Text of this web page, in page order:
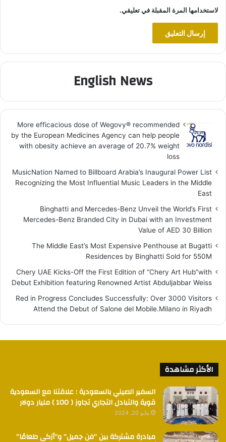
لاستخدامها المرة المقبلة في تعليقي.
English News
More efficacious dose of Wegovy®️ recommended
by the European Medicines Agency can help people
with obesity achieve an average of 20.7% weight
loss
MusicNation Named to Billboard Arabia’s Inaugural Power List
Recognizing the Most Influential Music Leaders in the Middle
East
Binghatti and Mercedes-Benz Unveil the World’s First
Mercedes-Benz Branded City in Dubai with an Investment
Value of AED 30 Billion
The Middle East’s Most Expensive Penthouse at Bugatti
Residences by Binghatti Sold for 550M
Chery UAE Kicks-Off the First Edition of “Chery Art Hub”with
Debut Exhibition featuring Renowned Artist Abduljabbar Weiss
Red in Progress Concludes Successfully: Over 3000 Visitors
Attend the Debut of Salone del Mobile.Milano in Riyadh
الأكثر مشاهدة
السفير الصيني بالسعودية : علاقتنا مع السعودية
قوية والتبادل التجاري تجاوز ( 100 ) مليار دولار
مايو 20, 2024
مبادرة مشتركة بين “فن جميل” و”أزكى طعامًا”